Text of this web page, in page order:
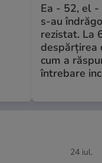
Ea - 52, el -
s-au
rezistat. La
despărțirea
cum a
întrebare
24 iul.